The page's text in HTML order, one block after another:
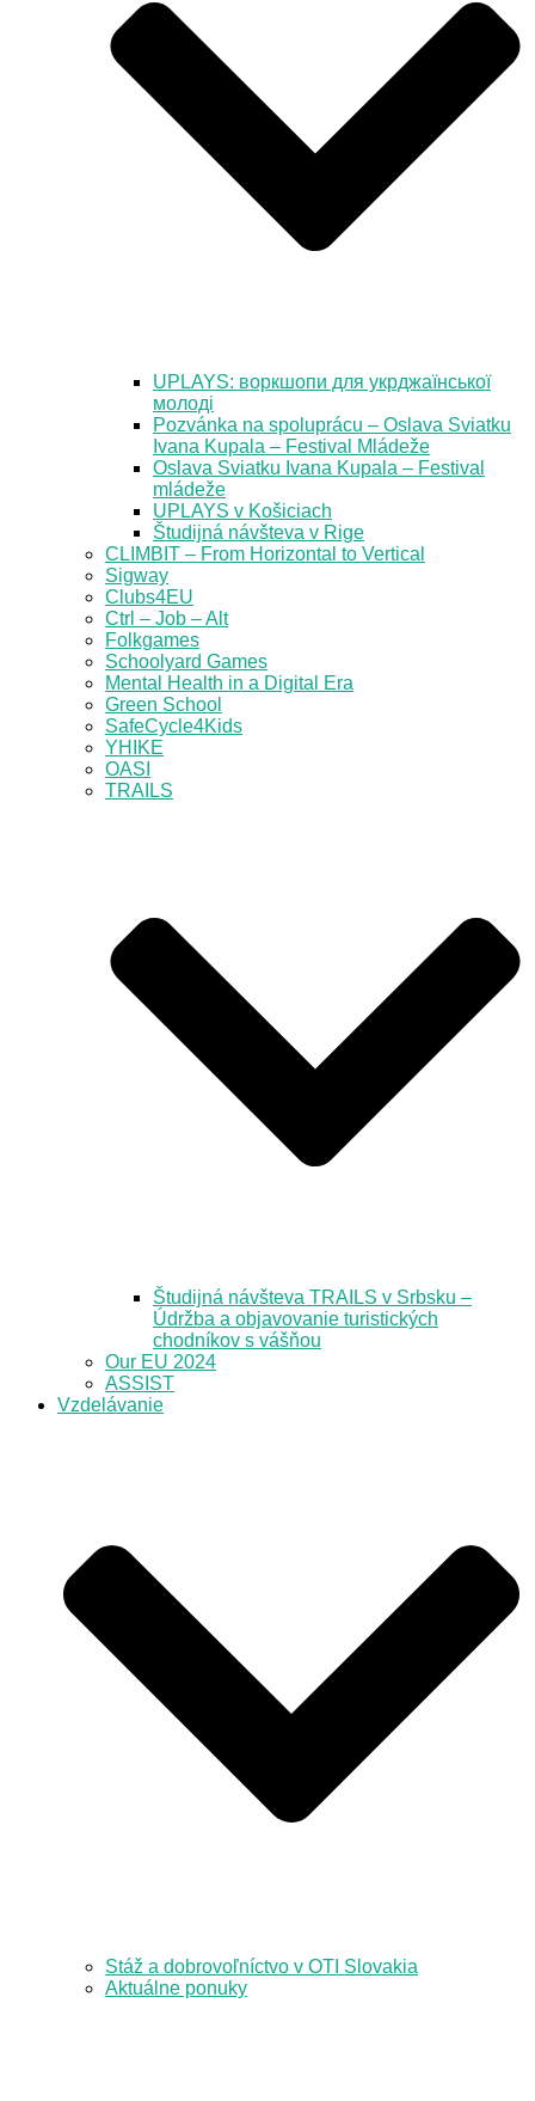
UPLAYS: воркшопи для укрджаїнської
молоді
Pozvánka na spoluprácu – Oslava Sviatku
Ivana Kupala – Festival Mládeže
Oslava Sviatku Ivana Kupala – Festival
mládeže
UPLAYS v Košiciach
Študijná návšteva v Rige
CLIMBIT – From Horizontal to Vertical
Sigway
Clubs4EU
Ctrl – Job – Alt
Folkgames
Schoolyard Games
Mental Health in a Digital Era
Green School
SafeCycle4Kids
YHIKE
OASI
TRAILS
Študijná návšteva TRAILS v Srbsku –
Údržba a objavovanie turistických
chodníkov s vášňou
Our EU 2024
ASSIST
Vzdelávanie
Stáž a dobrovoľníctvo v OTI Slovakia
Aktuálne ponuky